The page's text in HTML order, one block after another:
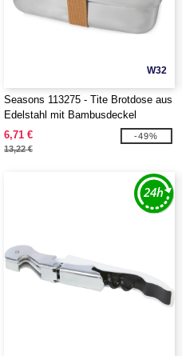
W32
Seasons 113275 - Tite Brotdose aus
Edelstahl mit Bambusdeckel
6,71 €
13,22 €
-49%